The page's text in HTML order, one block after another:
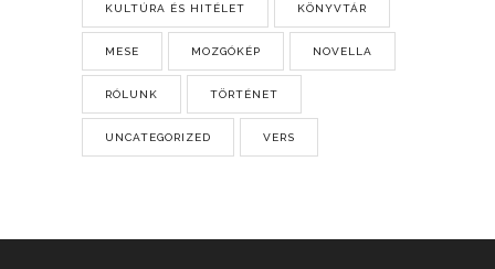
KULTÚRA ÉS HITÉLET KÖNYVTÁR
MESE MOZGÓKÉP NOVELLA
RÓLUNK TÖRTÉNET
UNCATEGORIZED VERS